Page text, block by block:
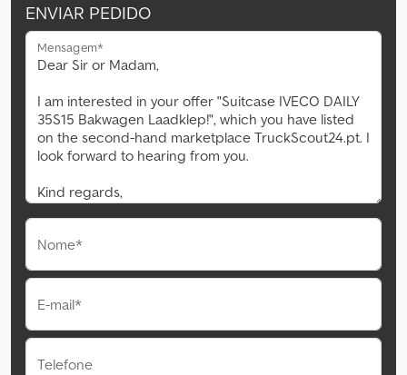
ENVIAR PEDIDO
Mensagem*
Nome*
E-mail*
Telefone